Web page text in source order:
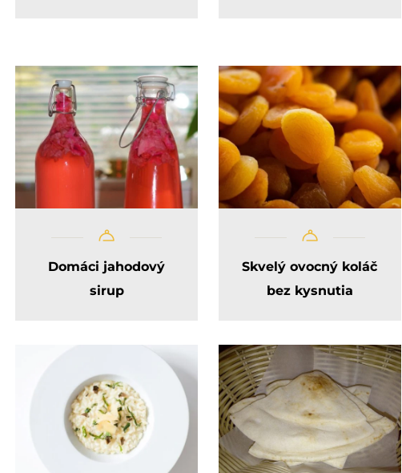
Domáci jahodový
sirup
Skvelý ovocný koláč
bez kysnutia